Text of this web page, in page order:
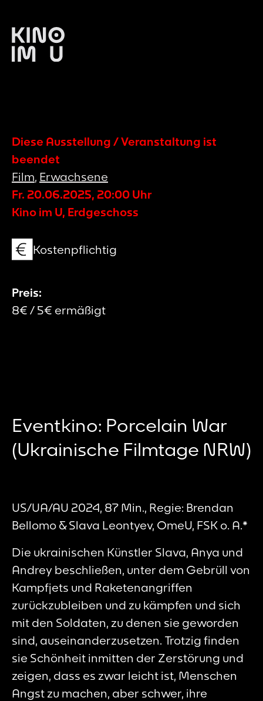
Diese Ausstellung / Veranstaltung ist
beendet
Film, Erwachsene
Fr. 20.06.2025, 20:00 Uhr
Kino im U, Erdgeschoss
Kostenpflichtig
Preis:
8€ / 5€ ermäßigt
Eventkino: Porcelain War
(Ukrainische Filmtage NRW)
US/UA/AU 2024, 87 Min., Regie: Brendan
Bellomo & Slava Leontyev, OmeU, FSK o. A.*
Die ukrainischen Künstler Slava, Anya und
Andrey beschließen, unter dem Gebrüll von
Kampfjets und Raketenangriffen
zurückzubleiben und zu kämpfen und sich
mit den Soldaten, zu denen sie geworden
sind, auseinanderzusetzen. Trotzig finden
sie Schönheit inmitten der Zerstörung und
zeigen, dass es zwar leicht ist, Menschen
Angst zu machen, aber schwer, ihre